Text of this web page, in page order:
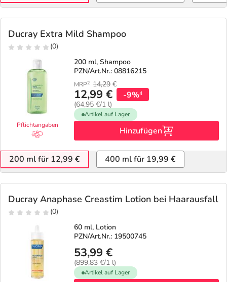
Ducray Extra Mild Shampoo
(0)
Pflichtangaben
200 ml, Shampoo
PZN/Art.Nr.: 08816215
MRP2 14,29 €
12,99 €
(64,95 €/1 l)
-9%4
Artikel auf Lager
Hinzufügen
200 ml für 12,99 € 400 ml für 19,99 €
Ducray Anaphase Creastim Lotion bei Haarausfall
(0)
60 ml, Lotion
PZN/Art.Nr.: 19500745
53,99 €
(899,83 €/1 l)
Artikel auf Lager